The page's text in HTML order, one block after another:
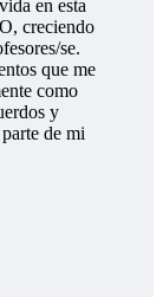
en esta
creciendo
se.
que me
como
y
de mi